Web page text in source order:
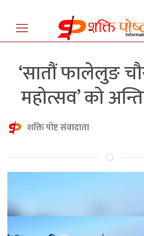
‘सातौं फालेलुङ
महोत्सव’ को
शक्ति पोष्ट संवादाता